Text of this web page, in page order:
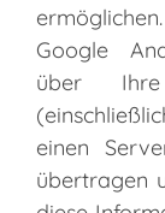
Google
über
einen
übertragen